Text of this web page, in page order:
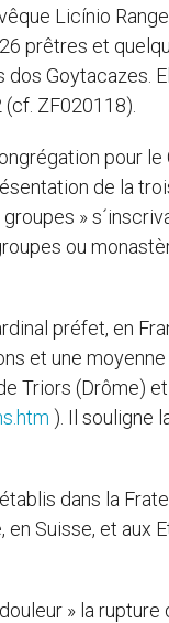
Licínio
prêtres et
Goytacazes.
ZF020118).
pour
de la
»
ou
préfet, en
et une
Triors (Drôme)
). Il souligne
dans la
Suisse, et aux
» la